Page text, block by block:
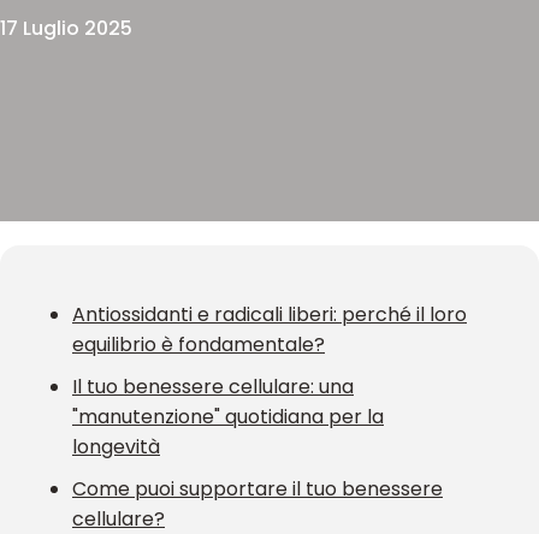
17 Luglio 2025
Antiossidanti e radicali liberi: perché il loro
equilibrio è fondamentale?
Il tuo benessere cellulare: una
"manutenzione" quotidiana per la
longevità
Come puoi supportare il tuo benessere
cellulare?